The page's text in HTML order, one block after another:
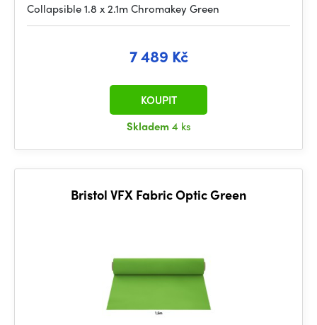
Collapsible 1.8 x 2.1m Chromakey Green
7 489 Kč
Skladem4 ks
KOUPIT
Bristol VFX Fabric Optic Green